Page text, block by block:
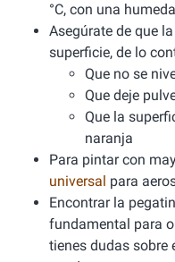
°C, con una
Asegúrate de que
superficie, de lo
Que no se
Que deje
Que la
naranja
Para pintar con
universal para
Encontrar la
fundamental para
tienes dudas sobre